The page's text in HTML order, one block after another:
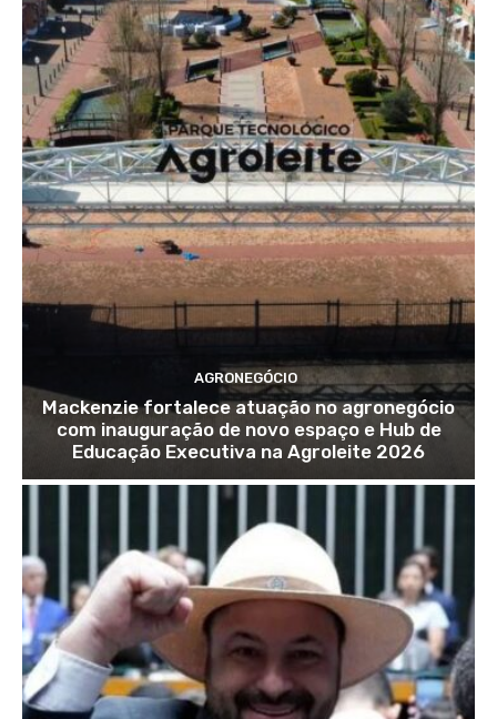
AGRONEGÓCIO
Mackenzie fortalece atuação no agronegócio
com inauguração de novo espaço e Hub de
Educação Executiva na Agroleite 2026